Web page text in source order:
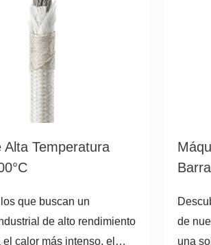
Alta Temperatura
que buscan un
de alto rendimiento
calor más intenso, el
de
una